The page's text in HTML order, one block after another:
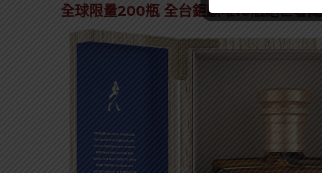
全球限量200瓶 全台鉅獻唯10瓶絕世奢藏